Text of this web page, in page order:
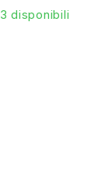
3 disponibili